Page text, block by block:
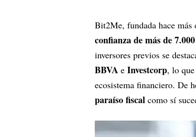
Bit2Me, fundada hace más
confianza de más de
inversores previos se
BBVA e Investcorp, lo
ecosistema financiero. De
paraíso fiscal como sí